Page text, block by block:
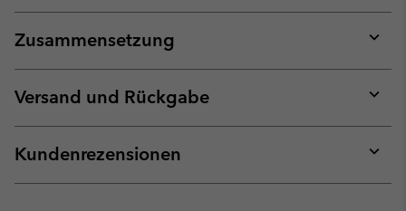
Zusammensetzung
or
Versand und Rückgabe
or
Kundenrezensionen
or